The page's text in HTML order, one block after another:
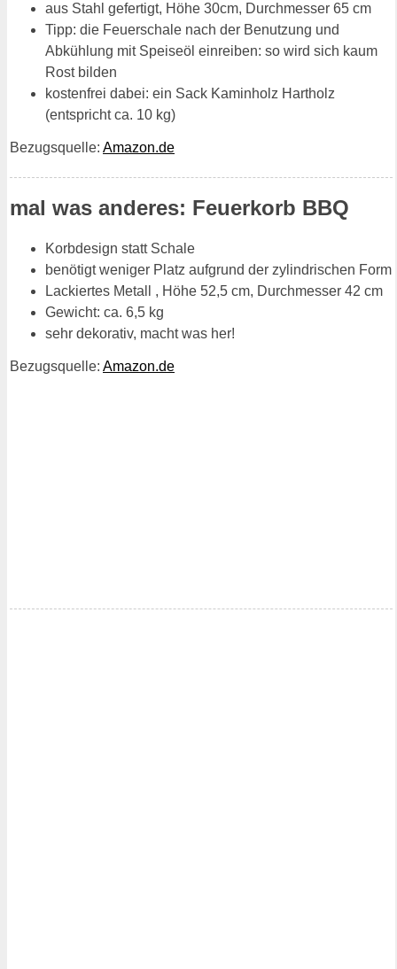
aus Stahl gefertigt, Höhe 30cm, Durchmesser 65 cm
Tipp: die Feuerschale nach der Benutzung und
Abkühlung mit Speiseöl einreiben: so wird sich kaum
Rost bilden
kostenfrei dabei: ein Sack Kaminholz Hartholz
(entspricht ca. 10 kg)
Bezugsquelle: Amazon.de
mal was anderes: Feuerkorb BBQ
Korbdesign statt Schale
benötigt weniger Platz aufgrund der zylindrischen Form
Lackiertes Metall , Höhe 52,5 cm, Durchmesser 42 cm
Gewicht: ca. 6,5 kg
sehr dekorativ, macht was her!
Bezugsquelle: Amazon.de